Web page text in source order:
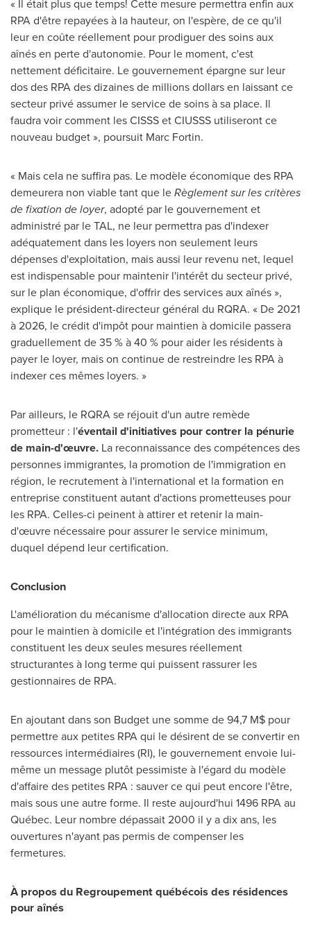
« Il était plus que temps! Cette mesure permettra enfin aux
RPA d'être repayées à la hauteur, on l'espère, de ce qu'il
leur en coûte réellement pour prodiguer des soins aux
aînés en perte d'autonomie. Pour le moment, c'est
nettement déficitaire. Le gouvernement épargne sur leur
dos des RPA des dizaines de millions dollars en laissant ce
secteur privé assumer le service de soins à sa place. Il
faudra voir comment les CISSS et CIUSSS utiliseront ce
nouveau budget », poursuit Marc Fortin.
« Mais cela ne suffira pas. Le modèle économique des RPA
demeurera non viable tant que leRèglement sur les critères
de fixation de loyer, adopté par le gouvernement et
administré par le TAL, ne leur permettra pas d'indexer
adéquatement dans les loyers non seulement leurs
dépenses d'exploitation, mais aussi leur revenu net, lequel
est indispensable pour maintenir l'intérêt du secteur privé,
sur le plan économique, d'offrir des services aux aînés »,
explique le président-directeur général du RQRA. « De 2021
à 2026, le crédit d'impôt pour maintien à domicile passera
graduellement de 35 % à 40 % pour aider les résidents à
payer le loyer, mais on continue de restreindre les RPA à
indexer ces mêmes loyers. »
Par ailleurs, le RQRA se réjouit d'un autre remède
prometteur : l'éventail d'initiatives pour contrer la pénurie
de main-d'œuvre. La reconnaissance des compétences des
personnes immigrantes, la promotion de l'immigration en
région, le recrutement à l'international et la formation en
entreprise constituent autant d'actions prometteuses pour
les RPA. Celles-ci peinent à attirer et retenir la main-
d'œuvre nécessaire pour assurer le service minimum,
duquel dépend leur certification.
Conclusion
L'amélioration du mécanisme d'allocation directe aux RPA
pour le maintien à domicile et l'intégration des immigrants
constituent les deux seules mesures réellement
structurantes à long terme qui puissent rassurer les
gestionnaires de RPA.
En ajoutant dans son Budget une somme de 94,7 M$ pour
permettre aux petites RPA qui le désirent de se convertir en
ressources intermédiaires (RI), le gouvernement envoie lui-
même un message plutôt pessimiste à l'égard du modèle
d'affaire des petites RPA : sauver ce qui peut encore l'être,
mais sous une autre forme. Il reste aujourd'hui 1496 RPA au
Québec. Leur nombre dépassait 2000 il y a dix ans, les
ouvertures n'ayant pas permis de compenser les
fermetures.
À propos du Regroupement québécois des résidences
pour aînés